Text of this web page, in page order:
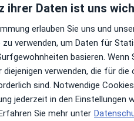
Heute
Online-
ihrer Daten ist uns
erlauben Sie uns und
zu verwenden, um Daten für
basieren.
diejenigen verwenden, die für
sind. Notwendige
jederzeit in den Einstellungen
Sie mehr unter